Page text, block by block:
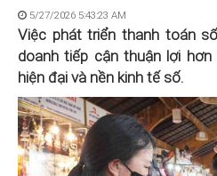
5/27/2026 5:43:23 AM
Việc phát triển thanh toán
doanh tiếp cận thuận lợi
hiện đại và nền kinh tế số.